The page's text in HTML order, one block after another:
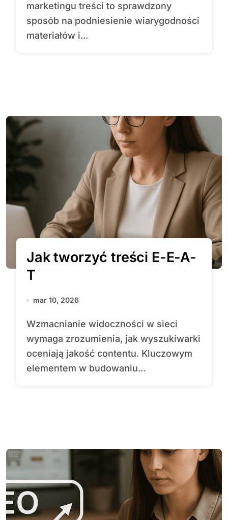
marketingu treści to sprawdzony
sposób na podniesienie wiarygodności
materiałów i...
Jak tworzyć treści E-E-A-
T
mar 10, 2026
Wzmacnianie widoczności w sieci
wymaga zrozumienia, jak wyszukiwarki
oceniają jakość contentu. Kluczowym
elementem w budowaniu...